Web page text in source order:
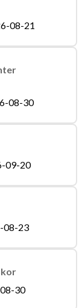
08-21
08-30
09-20
08-23
30